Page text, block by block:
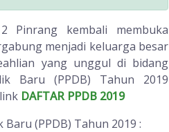
Pinrang kembali membuka
menjadi keluarga besar
yang unggul di bidang
Baru (PPDB) Tahun 2019
DAFTAR PPDB 2019
(PPDB) Tahun 2019 :